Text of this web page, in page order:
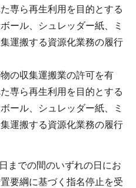
ら再生利用を目的とする
ール、シュレッダー紙、ミ
運搬する資源化業務の履行
の収集運搬業の許可を有
専ら再生利用を目的とする
ール、シュレッダー紙、ミ
運搬する資源化業務の履行
までの間のいずれの日にお
要綱に基づく指名停止を受